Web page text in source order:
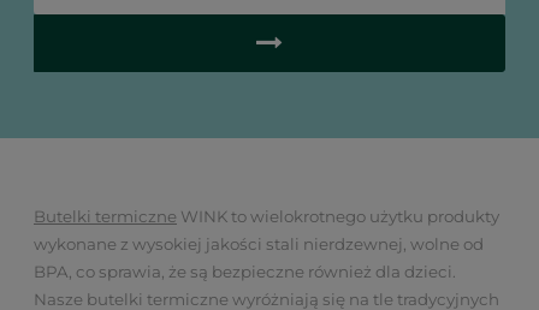
Butelki termiczne WINK to wielokrotnego użytku produkty
wykonane z wysokiej jakości stali nierdzewnej, wolne od
BPA, co sprawia, że są bezpieczne również dla dzieci.
Nasze butelki termiczne wyróżniają się na tle tradycyjnych